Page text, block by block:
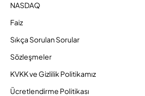
NASDAQ
Faiz
Sıkça Sorulan Sorular
Sözleşmeler
KVKK ve Gizlilik Politikamız
Ücretlendirme Politikası